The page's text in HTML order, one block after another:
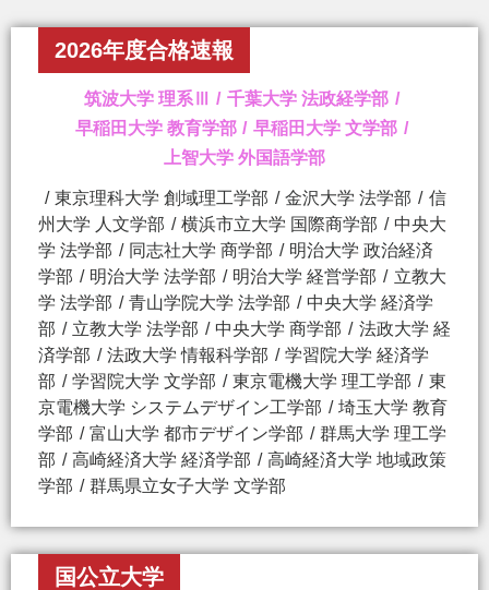
2026年度合格速報
筑波大学 理系Ⅲ
千葉大学 法政経学部
早稲田大学 教育学部
早稲田大学 文学部
上智大学 外国語学部
東京理科大学 創域理工学部 金沢大学 法学部
信
州大学 人文学部
横浜市立大学 国際商学部
中央大
学 法学部
同志社大学 商学部
明治大学 政治経済
学部
明治大学 法学部 明治大学 経営学部
立教大
学 法学部
青山学院大学 法学部
中央大学 経済学
部
立教大学 法学部 中央大学 商学部
法政大学 経
済学部
法政大学 情報科学部
学習院大学 経済学
部
学習院大学 文学部 東京電機大学 理工学部
東
京電機大学 システムデザイン工学部
埼玉大学 教育
学部
富山大学 都市デザイン学部
群馬大学 理工学
部
高崎経済大学 経済学部
高崎経済大学 地域政策
学部
群馬県立女子大学 文学部
国公立大学